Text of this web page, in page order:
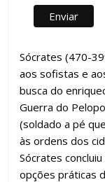
Sócrates (470-
aos sofistas e
busca do
Guerra do
(soldado a pé
às ordens dos
Sócrates
opções práticas